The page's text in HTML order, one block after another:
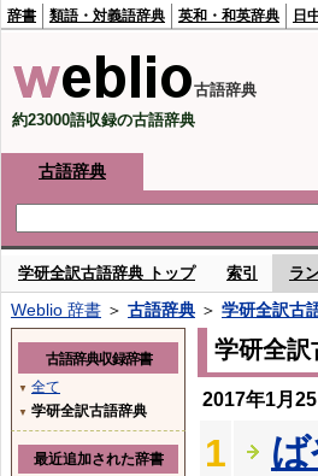
辞書 類語・対義語辞典 英和・和英辞典 日
古語辞典
約23000語収録の古語辞典
古語辞典
学研全訳古語辞典 トップ 索引 ラ
Weblio 辞書 ＞ 古語辞典 ＞ 学研全訳古
学研全訳
2017年1月
1
古語辞典収録辞書
▼ 全て
▼ 学研全訳古語辞典
最近追加された辞書